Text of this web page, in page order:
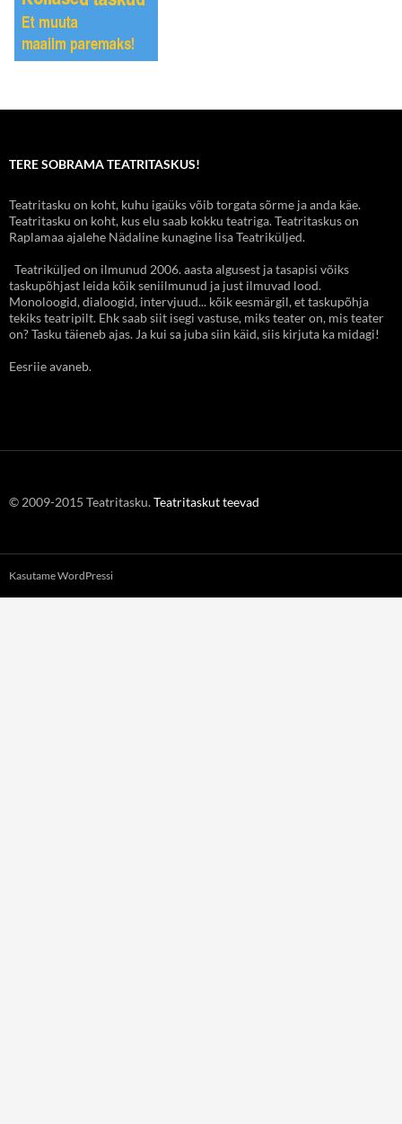
TERE SOBRAMA TEATRITASKUS!
Teatritasku on koht, kuhu igaüks võib torgata sõrme ja anda käe.
Teatritasku on koht, kus elu saab kokku teatriga. Teatritaskus on
Raplamaa ajalehe Nädaline kunagine lisa Teatriküljed.
Teatriküljed on ilmunud 2006. aasta algusest ja tasapisi võiks
taskupõhjast leida kõik seniilmunud ja just ilmuvad lood.
Monoloogid, dialoogid, intervjuud... kõik eesmärgil, et taskupõhja
tekiks teatripilt. Ehk saab siit isegi vastuse, miks teater on, mis teater
on? Tasku täieneb ajas. Ja kui sa juba siin käid, siis kirjuta ka midagi!
Eesriie avaneb.
© 2009-2015 Teatritasku.Teatritaskut teevad
Kasutame WordPressi